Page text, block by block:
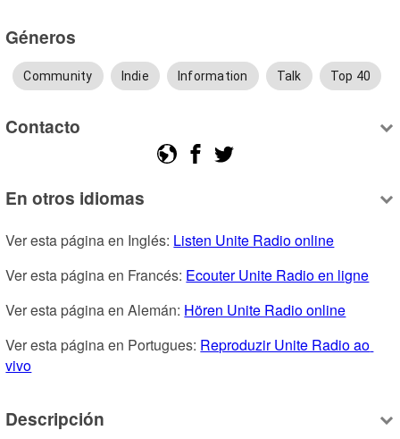
Géneros
Community Indie Information Talk Top 40
Contacto
En otros idiomas
Ver esta página en Inglés: Listen Unite Radio online
Ver esta página en Francés: Ecouter Unite Radio en ligne
Ver esta página en Alemán: Hören Unite Radio online
Ver esta página en Portugues: Reproduzir Unite Radio ao
vivo
Descripción